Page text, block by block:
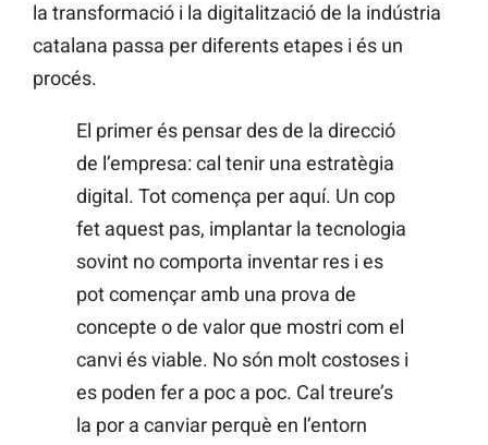
la transformació i la digitalització de la indústria
catalana passa per diferents etapes i és un
procés.
El primer és pensar des de la direcció
de l’empresa: cal tenir una estratègia
digital. Tot comença per aquí. Un cop
fet aquest pas, implantar la tecnologia
sovint no comporta inventar res i es
pot començar amb una prova de
concepte o de valor que mostri com el
canvi és viable. No són molt costoses i
es poden fer a poc a poc. Cal treure’s
la por a canviar perquè en l’entorn